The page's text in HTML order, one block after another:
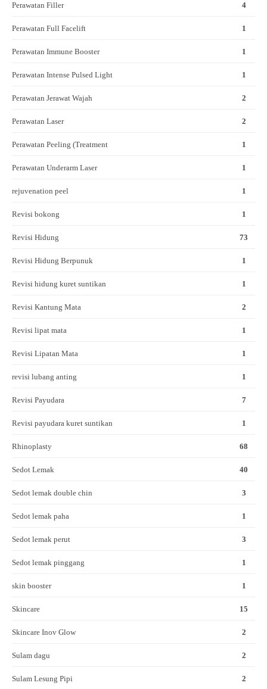
Perawatan Filler 4
Perawatan Full Facelift 1
Perawatan Immune Booster 1
Perawatan Intense Pulsed Light 1
Perawatan Jerawat Wajah 2
Perawatan Laser 2
Perawatan Peeling (Treatment 1
Perawatan Underarm Laser 1
rejuvenation peel 1
Revisi bokong 1
Revisi Hidung 73
Revisi Hidung Berpunuk 1
Revisi hidung kuret suntikan 1
Revisi Kantung Mata 2
Revisi lipat mata 1
Revisi Lipatan Mata 1
revisi lubang anting 1
Revisi Payudara 7
Revisi payudara kuret suntikan 1
Rhinoplasty 68
Sedot Lemak 40
Sedot lemak double chin 3
Sedot lemak paha 1
Sedot lemak perut 3
Sedot lemak pinggang 1
skin booster 1
Skincare 15
Skincare Inov Glow 2
Sulam dagu 2
Sulam Lesung Pipi 2